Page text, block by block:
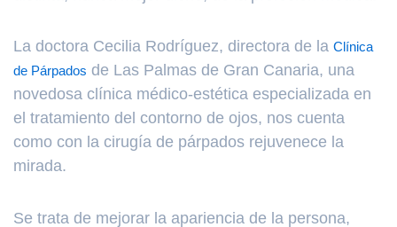
La doctora Cecilia Rodríguez, directora de la Clínica
de Párpados de Las Palmas de Gran Canaria, una
novedosa clínica médico-estética especializada en
el tratamiento del contorno de ojos, nos cuenta
como con la cirugía de párpados rejuvenece la
mirada.
Se trata de mejorar la apariencia de la persona,